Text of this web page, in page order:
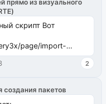
прямо из визуального
скрипт Вот
page/import-
2
создания пакетов